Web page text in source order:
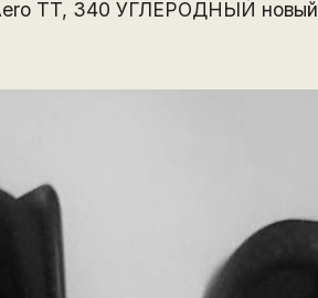
TT, 340 УГЛЕРОДНЫЙ новый